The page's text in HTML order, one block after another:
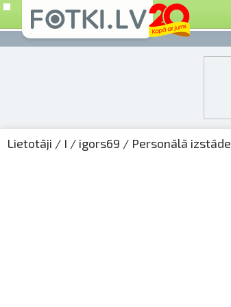
Lietotāji / I / igors69 / Personālā izstāde